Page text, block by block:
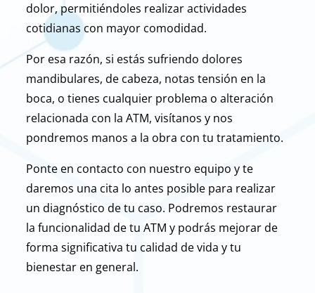
dolor, permitiéndoles realizar actividades
cotidianas con mayor comodidad.
Por esa razón, si estás sufriendo dolores
mandibulares, de cabeza, notas tensión en la
boca, o tienes cualquier problema o alteración
relacionada con la ATM, visítanos y nos
pondremos manos a la obra con tu tratamiento.
Ponte en contacto con nuestro equipo y te
daremos una cita lo antes posible para realizar
un diagnóstico de tu caso. Podremos restaurar
la funcionalidad de tu ATM y podrás mejorar de
forma significativa tu calidad de vida y tu
bienestar en general.